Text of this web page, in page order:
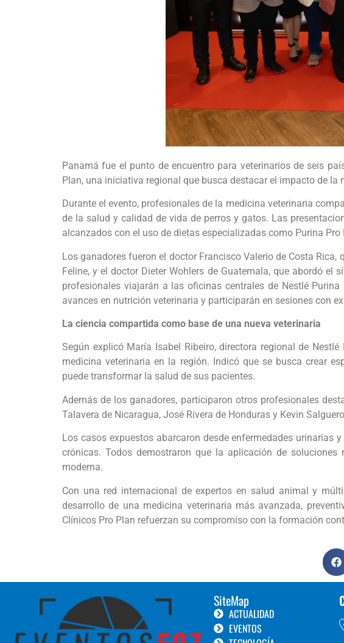
Panamá fue el punto de encuentro para veterinarios de seis
Plan, una iniciativa regional que busca destacar el impacto de
Durante el evento, profesionales de la medicina veterinaria
de la salud y calidad de vida de perros y gatos. Las
alcanzados con el uso de dietas especializadas como Purina Pro
Los ganadores fueron el doctor Francisco Valerio de Costa
Feline, y el doctor Dieter Wohlers de Guatemala, que abordó
profesionales viajarán a las oficinas centrales de Nestlé
avances en nutrición veterinaria y participarán en sesiones con
La ciencia compartida como base de una nueva veterinaria
Según explicó María Isabel Ribeiro, directora regional de
medicina veterinaria en la región. Indicó que se busca crear
puede transformar la salud de sus pacientes.
Además de los ganadores, participaron otros profesionales
Talavera de Nicaragua, José Rivera de Honduras y Kevin
Los casos expuestos abarcaron desde enfermedades
crónicas. Todos demostraron que la aplicación de
moderna.
Con una red internacional de expertos en salud animal y
desarrollo de una medicina veterinaria más avanzada,
Clínicos Pro Plan refuerzan su compromiso con la formación
SiteMap
ACTUALIDAD
EVENTOS